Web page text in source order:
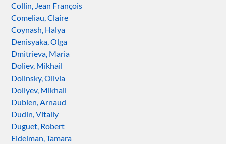
Collin, Jean François
Comeliau, Claire
Coynash, Halya
Denisyaka, Olga
Dmitrieva, Maria
Doliev, Mikhail
Dolinsky, Olivia
Doliyev, Mikhail
Dubien, Arnaud
Dudin, Vitaliy
Duguet, Robert
Eidelman, Tamara